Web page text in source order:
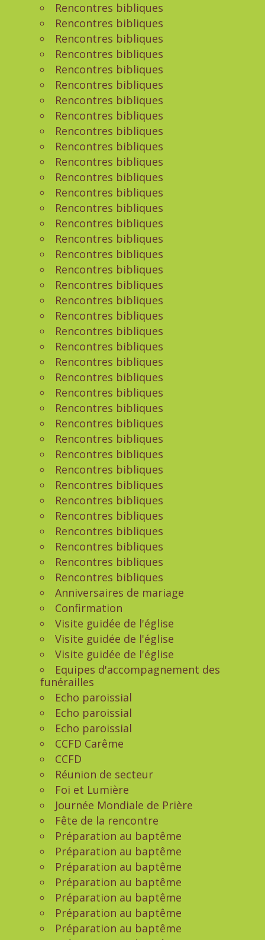
Rencontres bibliques
Rencontres bibliques
Rencontres bibliques
Rencontres bibliques
Rencontres bibliques
Rencontres bibliques
Rencontres bibliques
Rencontres bibliques
Rencontres bibliques
Rencontres bibliques
Rencontres bibliques
Rencontres bibliques
Rencontres bibliques
Rencontres bibliques
Rencontres bibliques
Rencontres bibliques
Rencontres bibliques
Rencontres bibliques
Rencontres bibliques
Rencontres bibliques
Rencontres bibliques
Rencontres bibliques
Rencontres bibliques
Rencontres bibliques
Rencontres bibliques
Rencontres bibliques
Rencontres bibliques
Rencontres bibliques
Rencontres bibliques
Rencontres bibliques
Rencontres bibliques
Rencontres bibliques
Rencontres bibliques
Rencontres bibliques
Rencontres bibliques
Rencontres bibliques
Rencontres bibliques
Rencontres bibliques
Anniversaires de mariage
Confirmation
Visite guidée de l'église
Visite guidée de l'église
Visite guidée de l'église
Equipes d'accompagnement des
funérailles
Echo paroissial
Echo paroissial
Echo paroissial
CCFD Carême
CCFD
Réunion de secteur
Foi et Lumière
Journée Mondiale de Prière
Fête de la rencontre
Préparation au baptême
Préparation au baptême
Préparation au baptême
Préparation au baptême
Préparation au baptême
Préparation au baptême
Préparation au baptême